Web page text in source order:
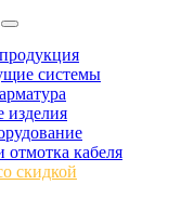
системы
отмотка кабеля
скидкой